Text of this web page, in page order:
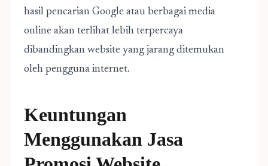
hasil pencarian Google atau berbagai media
online akan terlihat lebih terpercaya
dibandingkan website yang jarang ditemukan
oleh pengguna internet.
Keuntungan
Menggunakan Jasa